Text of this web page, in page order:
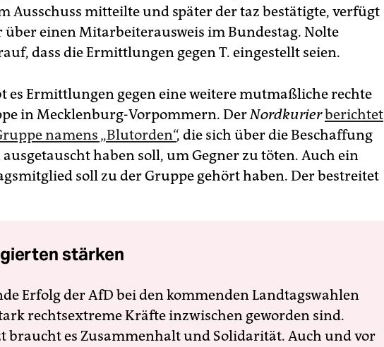
Ausschuss mitteilte und später der taz bestätigte, verfügt
über einen Mitarbeiterausweis im Bundestag. Nolte
dass die Ermittlungen gegen T. eingestellt seien.
es Ermittlungen gegen eine weitere mutmaßliche rechte
in Mecklenburg-Vorpommern. DerNordkurierberichtet
namens „Blutorden“, die sich über die Beschaffung
ausgetauscht haben soll, um Gegner zu töten. Auch ein
soll zu der Gruppe gehört haben. Der bestreitet
stärken
Erfolg der AfD bei den kommenden Landtagswahlen
rechtsextreme Kräfte inzwischen geworden sind.
braucht es Zusammenhalt und Solidarität. Auch und vor